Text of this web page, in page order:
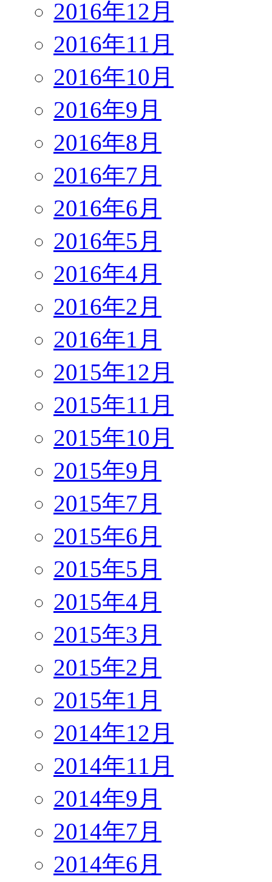
2016年12月
2016年11月
2016年10月
2016年9月
2016年8月
2016年7月
2016年6月
2016年5月
2016年4月
2016年2月
2016年1月
2015年12月
2015年11月
2015年10月
2015年9月
2015年7月
2015年6月
2015年5月
2015年4月
2015年3月
2015年2月
2015年1月
2014年12月
2014年11月
2014年9月
2014年7月
2014年6月